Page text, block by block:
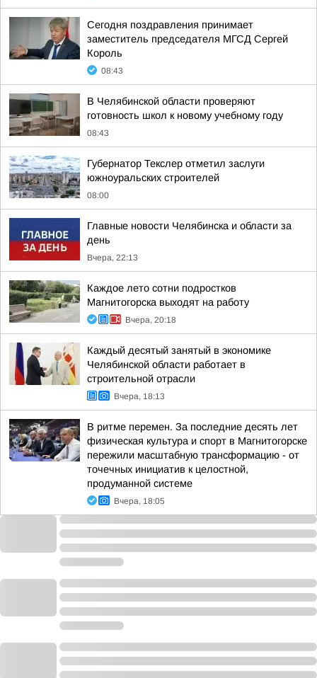
Сегодня поздравления принимает
заместитель председателя МГСД Сергей
Король
08:43
В Челябинской области проверяют
готовность школ к новому учебному году
08:43
Губернатор Текслер отметил заслуги
южноуральских строителей
08:00
Главные новости Челябинска и области за
день
Вчера, 22:13
Каждое лето сотни подростков
Магнитогорска выходят на работу
Вчера, 20:18
Каждый десятый занятый в экономике
Челябинской области работает в
строительной отрасли
Вчера, 18:13
В ритме перемен. За последние десять лет
физическая культура и спорт в Магнитогорске
пережили масштабную трансформацию - от
точечных инициатив к целостной,
продуманной системе
Вчера, 18:05